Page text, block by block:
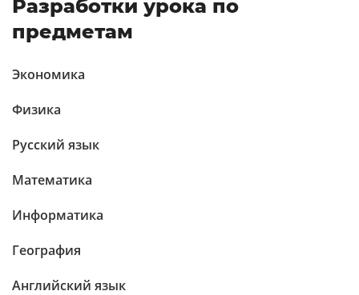
Разработки урока по
предметам
Экономика
Физика
Русский язык
Математика
Информатика
География
Английский язык